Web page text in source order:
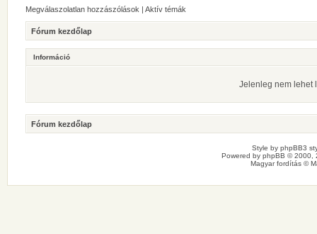
Megválaszolatlan hozzászólások | Aktív témák
Fórum kezdőlap
Információ
Jelenleg nem lehet
Fórum kezdőlap
Style by phpBB3
Powered by phpBB © 2000,
Magyar fordítás ©